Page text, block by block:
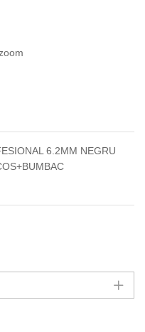
6.2MM NEGRU